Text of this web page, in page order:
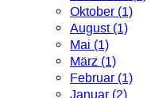
Oktober (1)
August (1)
Mai (1)
März (1)
Februar (1)
Januar (2)